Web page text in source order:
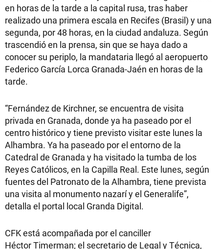
en horas de la tarde a la capital rusa, tras haber
realizado una primera escala en Recifes (Brasil) y una
segunda, por 48 horas, en la ciudad andaluza. Según
trascendió en la prensa, sin que se haya dado a
conocer su periplo, la mandataria llegó al aeropuerto
Federico García Lorca Granada-Jaén en horas de la
tarde.
“Fernández de Kirchner, se encuentra de visita
privada en Granada, donde ya ha paseado por el
centro histórico y tiene previsto visitar este lunes la
Alhambra. Ya ha paseado por el entorno de la
Catedral de Granada y ha visitado la tumba de los
Reyes Católicos, en la Capilla Real. Este lunes, según
fuentes del Patronato de la Alhambra, tiene prevista
una visita al monumento nazarí y el Generalife”,
detalla el portal local Granda Digital.
CFK está acompañada por el canciller
Héctor Timerman; el secretario de Legal y Técnica,